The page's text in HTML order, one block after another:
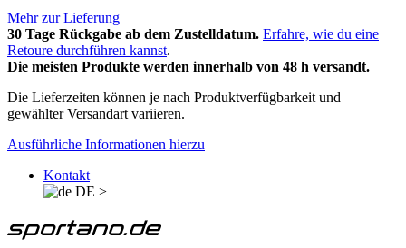
Mehr zur Lieferung
30 Tage Rückgabe ab dem Zustelldatum. Erfahre, wie du eine
Retoure durchführen kannst.
Die meisten Produkte werden innerhalb von 48 h versandt.
Die Lieferzeiten können je nach Produktverfügbarkeit und
gewählter Versandart variieren.
Ausführliche Informationen hierzu
Kontakt
DE >